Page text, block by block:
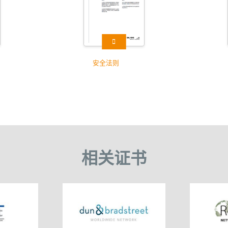
安全法则
相关证书